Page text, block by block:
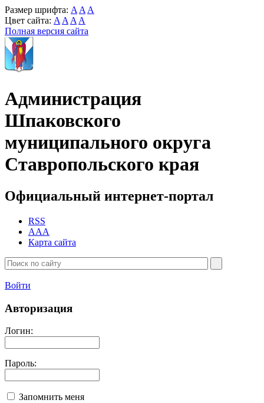
Размер шрифта: A A A
Цвет сайта: A A A A
Полная версия сайта
Администрация
Шпаковского
муниципального округа
Ставропольского края
Официальный интернет-портал
RSS
AAA
Карта сайта
Войти
Авторизация
Логин:
Пароль:
Запомнить меня